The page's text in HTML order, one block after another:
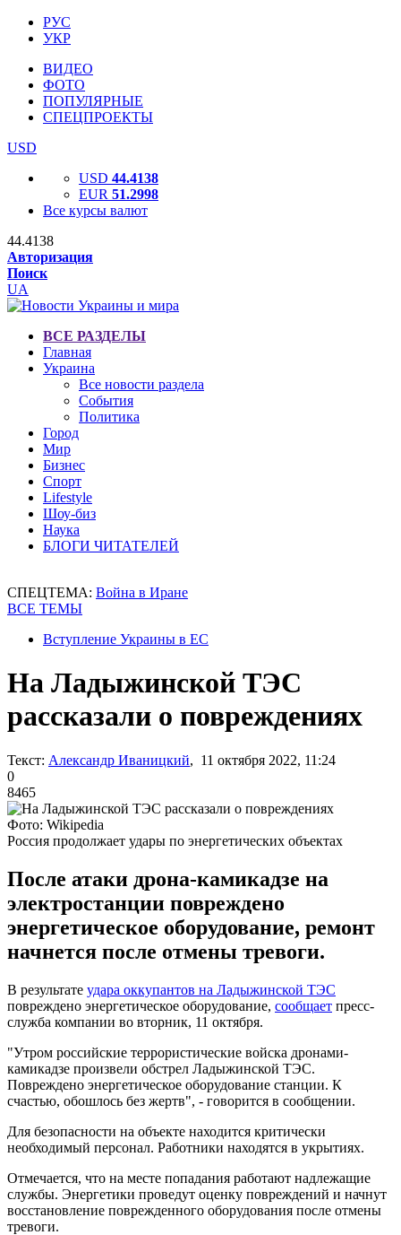
РУС
УКР
ВИДЕО
ФОТО
ПОПУЛЯРНЫЕ
СПЕЦПРОЕКТЫ
USD
USD 44.4138
EUR 51.2998
Все курсы валют
44.4138
Авторизация
Поиск
UA
ВСЕ РАЗДЕЛЫ
Главная
Украина
Все новости раздела
События
Политика
Город
Мир
Бизнес
Спорт
Lifestyle
Шоу-биз
Наука
БЛОГИ ЧИТАТЕЛЕЙ
СПЕЦТЕМА: Война в Иране
ВСЕ ТЕМЫ
Вступление Украины в ЕС
На Ладыжинской ТЭС
рассказали о повреждениях
Текст: Александр Иваницкий, 11 октября 2022, 11:24
0
8465
Фото: Wikipedia
Россия продолжает удары по энергетических объектах
После атаки дрона-камикадзе на
электростанции повреждено
энергетическое оборудование, ремонт
начнется после отмены тревоги.
В результате удара оккупантов на Ладыжинской ТЭС
повреждено энергетическое оборудование, сообщает пресс-
служба компании во вторник, 11 октября.
"Утром российские террористические войска дронами-
камикадзе произвели обстрел Ладыжинской ТЭС.
Повреждено энергетическое оборудование станции. К
счастью, обошлось без жертв", - говорится в сообщении.
Для безопасности на объекте находится критически
необходимый персонал. Работники находятся в укрытиях.
Отмечается, что на месте попадания работают надлежащие
службы. Энергетики проведут оценку повреждений и начнут
восстановление поврежденного оборудования после отмены
тревоги.